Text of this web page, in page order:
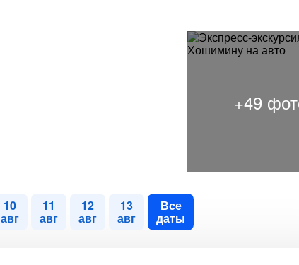
10
авг
11
авг
12
авг
13
авг
Все
даты